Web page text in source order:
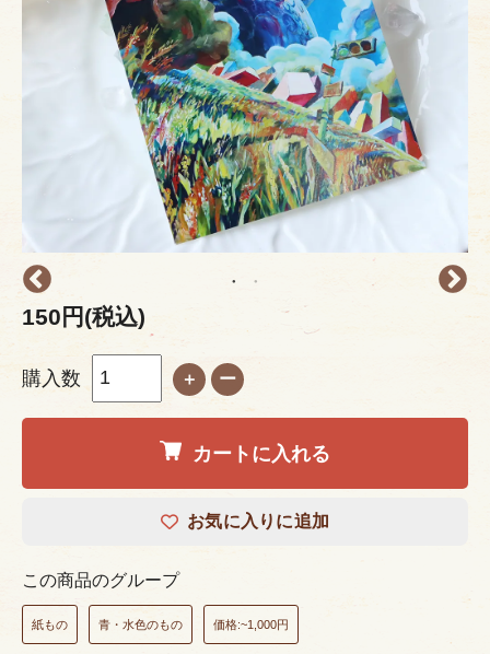
150円(税込)
購入数 ＋ ー
カートに入れる
お気に入りに追加
この商品のグループ
紙もの 青・水色のもの 価格:~1,000円